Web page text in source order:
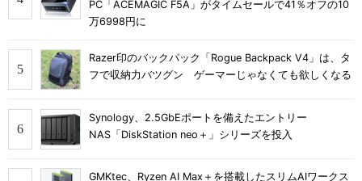
PC「ACEMAGIC F5A」がタイムセールで41％オフの10
万6998円に
Razer印のバックパック「Rogue Backpack V4」は、タ
フで収納力バツグン ゲーマーじゃなくても欲しくなる
Synology、2.5GbEポートを備えたエントリー
NAS「DiskStation neo＋」シリーズを投入
GMKtec、Ryzen AI Max＋を搭載したスリムAIワークス